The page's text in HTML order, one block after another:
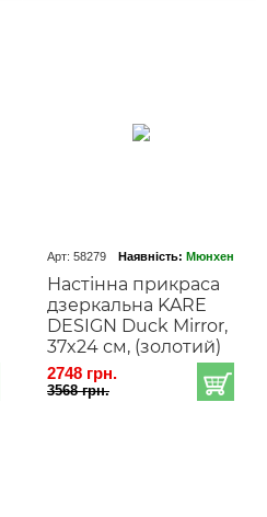
Арт: 58279 Наявність: Мюнхен
Настінна прикраса
дзеркальна KARE
DESIGN Duck Mirror,
37x24 см, (золотий)
2748 грн.
3568 грн.